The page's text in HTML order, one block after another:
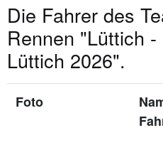
Die Fahrer des
Rennen "Lüttich
Lüttich 2026".
Foto